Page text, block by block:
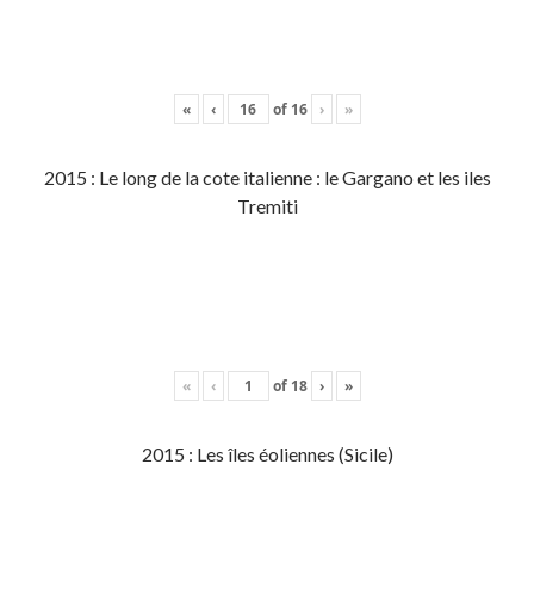
« ‹ of 16 › »
2015 : Le long de la cote italienne : le Gargano et les iles
Tremiti
« ‹ of 18 › »
2015 : Les îles éoliennes (Sicile)